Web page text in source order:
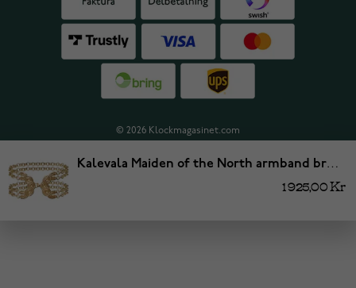
© 2026 Klockmagasinet.com
Kalevala Maiden of the North armband brons 3500392185
1 925,00 Kr